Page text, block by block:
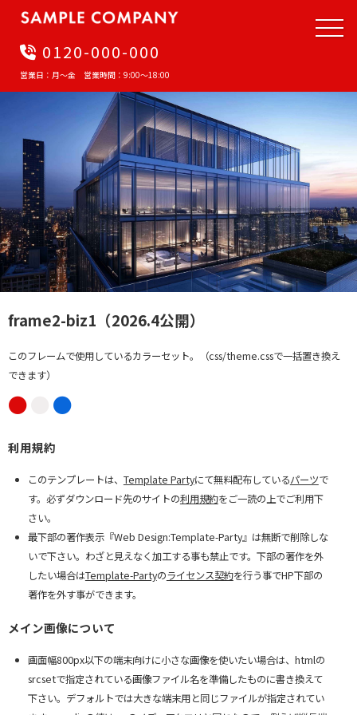
0120-000-000
営業日：月〜金 営業時間：9:00〜18:00
frame2-biz1（2026.4公開）
このフレームで使用しているカラーセット。（css/theme.cssで一括置き換え
できます）
● ●
利用規約
このテンプレートは、 Template Partyにて無料配布しているパーツで
す。必ずダウンロード先のサイトの利用規約をご一読の上でご利用下
さい。
最下部の著作表示『Web Design:Template-Party』は無断で削除しな
いで下さい。わざと見えなく加工する事も禁止です。下部の著作を外
したい場合はTemplate-Partyのライセンス契約を行う事でHP下部の
著作を外す事ができます。
メイン画像について
画面幅800px以下の端末向けに小さな画像を使いたい場合は、htmlの
srcsetで指定されている画像ファイル名を準備したものに書き換えて
下さい。デフォルトでは大きな端末用と同じファイルが指定されてい